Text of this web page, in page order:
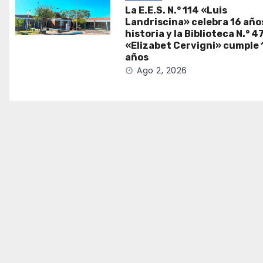
La E.E.S. N.° 114 «Luis
Landriscina» celebra 16
historia y la Biblioteca N.°
«Elizabet Cervigni» cumple
años
Ago 2, 2026